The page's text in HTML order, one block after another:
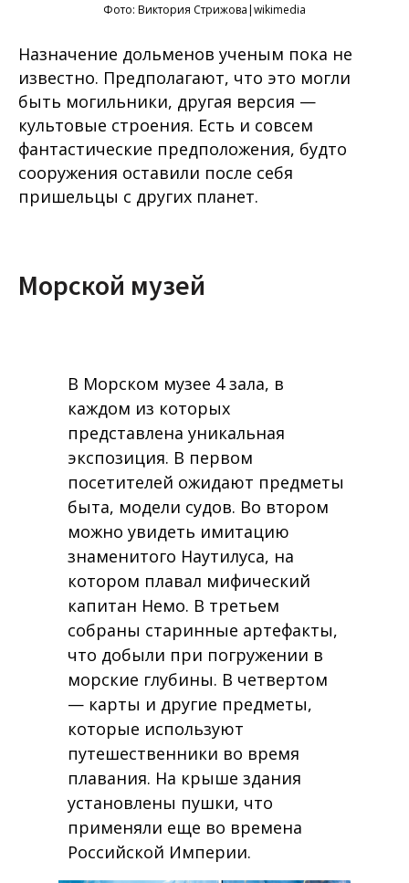
Фото: Виктория Стрижова|wikimedia
Назначение дольменов ученым пока не
известно. Предполагают, что это могли
быть могильники, другая версия —
культовые строения. Есть и совсем
фантастические предположения, будто
сооружения оставили после себя
пришельцы с других планет.
Морской музей
В Морском музее 4 зала, в
каждом из которых
представлена уникальная
экспозиция. В первом
посетителей ожидают предметы
быта, модели судов. Во втором
можно увидеть имитацию
знаменитого Наутилуса, на
котором плавал мифический
капитан Немо. В третьем
собраны старинные артефакты,
что добыли при погружении в
морские глубины. В четвертом
— карты и другие предметы,
которые используют
путешественники во время
плавания. На крыше здания
установлены пушки, что
применяли еще во времена
Российской Империи.